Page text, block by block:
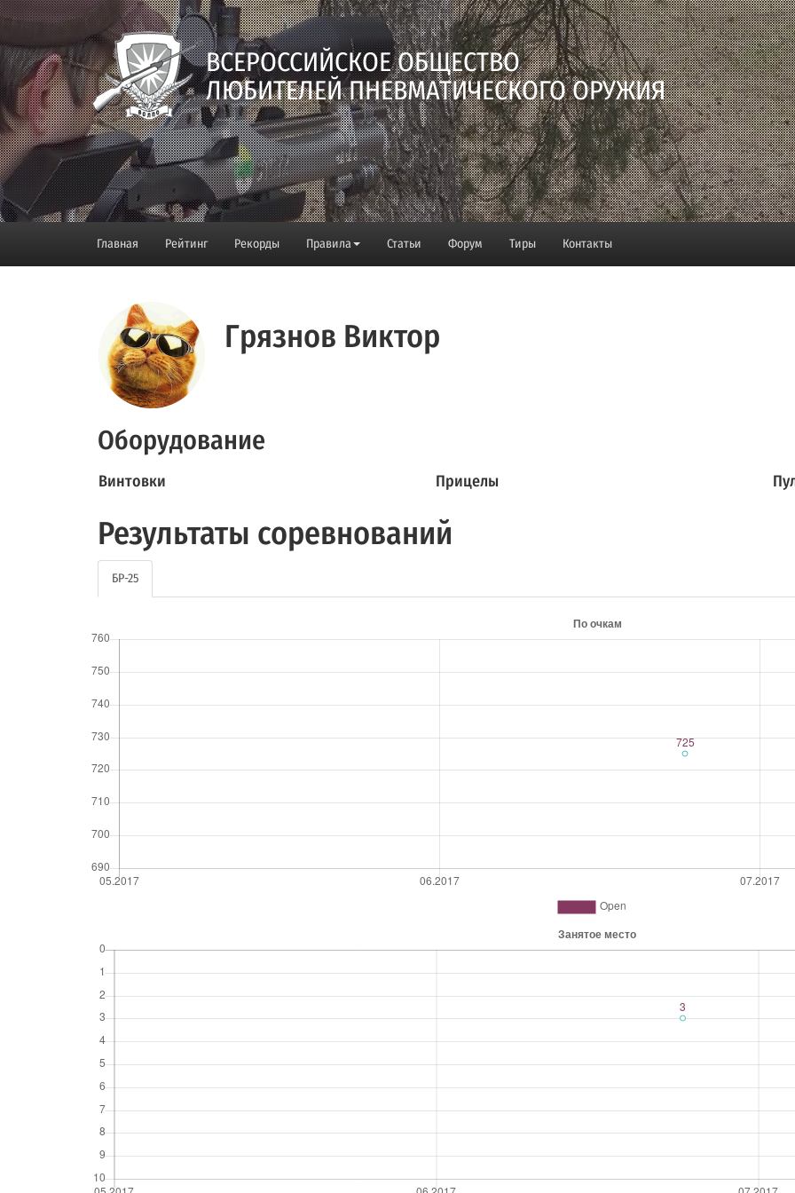
ВСЕРОССИЙСКОЕ ОБЩЕСТВО
ЛЮБИТЕЛЕЙ ПНЕВМАТИЧЕСКОГО ОРУЖИЯ
Главная Рейтинг Рекорды Правила Статьи Форум Тиры Контакты
Грязнов Виктор
Оборудование
Винтовки Прицелы
Результаты соревнований
БР-25